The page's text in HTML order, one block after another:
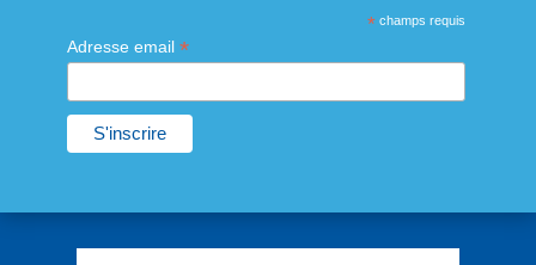
* champs requis
Adresse email *